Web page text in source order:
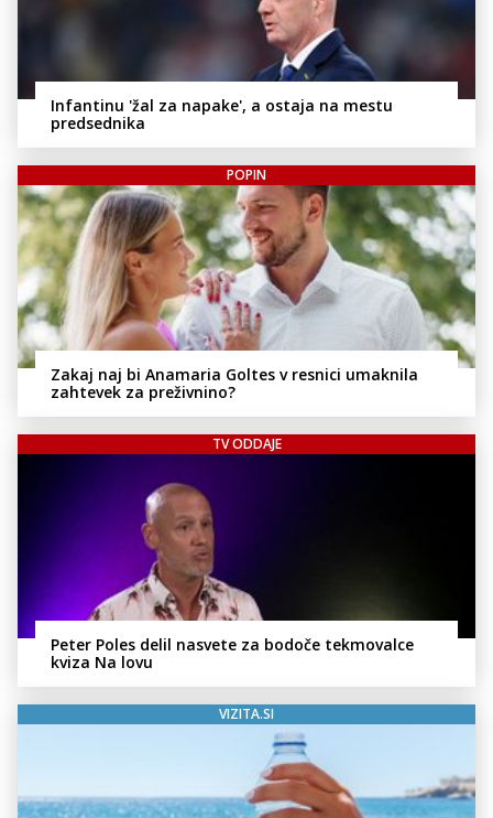
Infantinu 'žal za napake', a ostaja na mestu
predsednika
POPIN
Zakaj naj bi Anamaria Goltes v resnici umaknila
zahtevek za preživnino?
TV ODDAJE
Peter Poles delil nasvete za bodoče tekmovalce
kviza Na lovu
VIZITA.SI